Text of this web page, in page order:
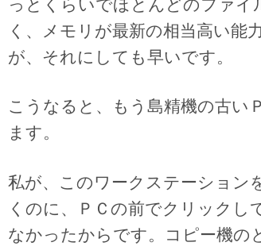
っとくらいでほとんどのファイ
く、メモリが最新の相当高い能
が、それにしても早いです。
こうなると、もう島精機の古い
ます。
私が、このワークステーション
くのに、ＰＣの前でクリックし
なかったからです。コピー機の